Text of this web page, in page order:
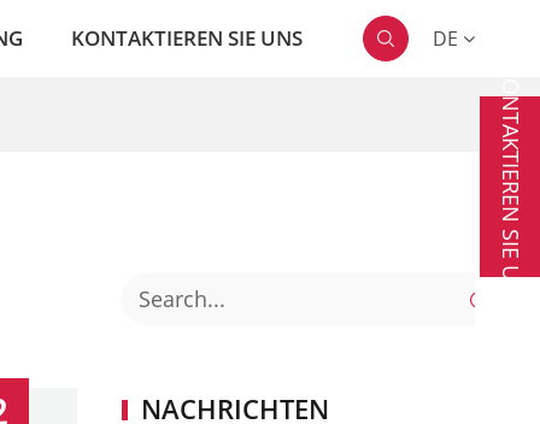
KONTAKTIEREN SIE UNS  DE

NACHRICHTEN
KONTAKTIEREN SIE UNS